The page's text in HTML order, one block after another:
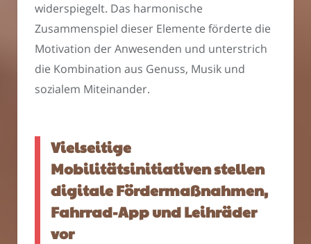
widerspiegelt. Das harmonische
Zusammenspiel dieser Elemente förderte die
Motivation der Anwesenden und unterstrich
die Kombination aus Genuss, Musik und
sozialem Miteinander.
Vielseitige
Mobilitätsinitiativen stellen
digitale Fördermaßnahmen,
Fahrrad-App und Leihräder
vor